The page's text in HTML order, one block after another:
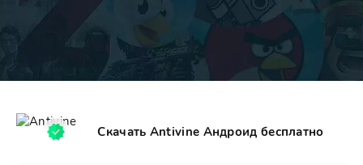
Скачать Antivine Андроид бесплатно